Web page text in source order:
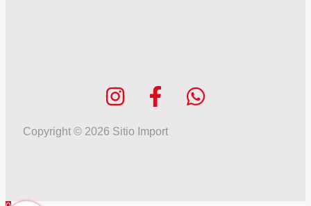
Copyright © 2026 Sitio Import